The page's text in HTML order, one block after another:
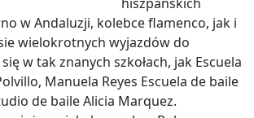
w Andaluzji, kolebce flamenco, jak i
wielokrotnych wyjazdów do
w tak znanych szkołach, jak Escuela
Manuela Reyes Escuela de baile
de baile Alicia Marquez.